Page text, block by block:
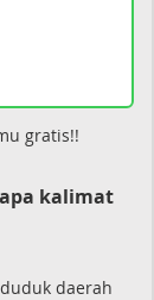
gratis!!
kalimat
daerah